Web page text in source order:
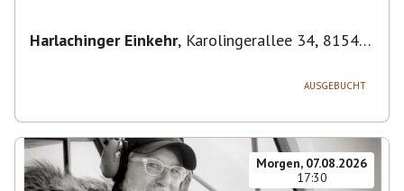
Harlachinger Einkehr, Karolingerallee 34, 81545
AUSGEBUCHT
Morgen, 07.08.2026
17:30